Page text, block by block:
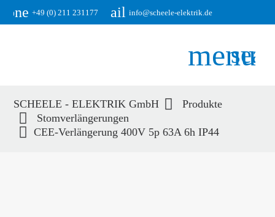
+49 (0) 211 231177email info@scheele-elektrik.de
menu
Suchbegriffe
SCHEELE - ELEKTRIK GmbH
Produkte
Stomverlängerungen
CEE-Verlängerung 400V 5p 63A 6h IP44